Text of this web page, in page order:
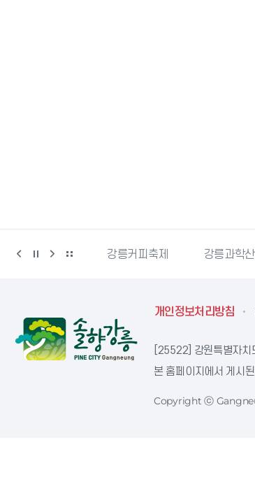
자원봉사센터 강릉커피축제 강릉과학
개인정보처리방침
[25522] 강원특별자
본 홈페이지에서 게시
Copyright ⓒ